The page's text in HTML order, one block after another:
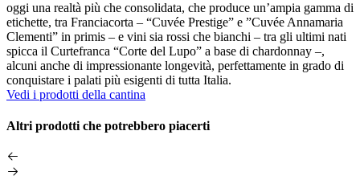
oggi una realtà più che consolidata, che produce un’ampia gamma di
etichette, tra Franciacorta – “Cuvée Prestige” e ”Cuvée Annamaria
Clementi” in primis – e vini sia rossi che bianchi – tra gli ultimi nati
spicca il Curtefranca “Corte del Lupo” a base di chardonnay –,
alcuni anche di impressionante longevità, perfettamente in grado di
conquistare i palati più esigenti di tutta Italia.
Vedi i prodotti della cantina
Altri prodotti che potrebbero piacerti